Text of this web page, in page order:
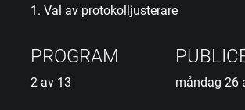
1. Val av protokolljusterare
PROGRAM
2 av 13 måndag 26